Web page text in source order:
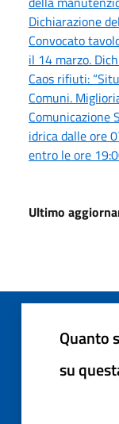
Dichiarazione
Convocato
il 14 marzo.
Caos rifiuti:
Comuni.
Comunicazione
idrica dalle ore
entro le ore
Ultimo
Quanto
su